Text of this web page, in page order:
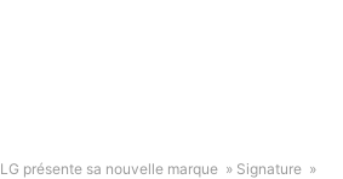
LG présente sa nouvelle marque » Signature »